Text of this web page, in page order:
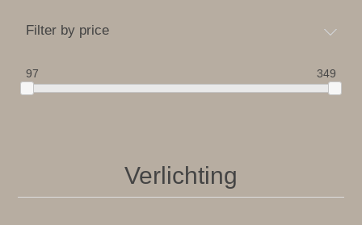
Filter by price
97 349
Verlichting